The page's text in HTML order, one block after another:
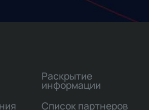
Раскрытие
информации
Список партнеров